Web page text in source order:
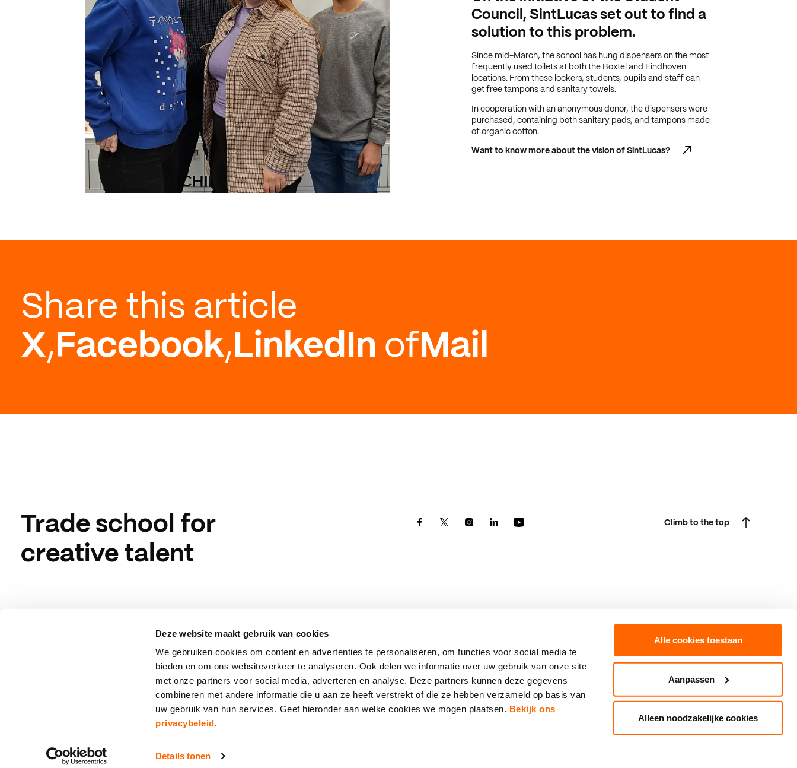
Deze website maakt gebruik van cookies
We gebruiken cookies om content en advertenties te personaliseren, om functies voor social media te
bieden en om ons websiteverkeer te analyseren. Ook delen we informatie over uw gebruik van onze site
met onze partners voor social media, adverteren en analyse. Deze partners kunnen deze gegevens
combineren met andere informatie die u aan ze heeft verstrekt of die ze hebben verzameld op basis van
uw gebruik van hun services. Geef hieronder aan welke cookies we mogen plaatsen. Bekijk ons
privacybeleid.
Details tonen
Alle cookies toestaan
Aanpassen
Alleen noodzakelijke cookies
Council, SintLucas set out to find a
solution to this problem.
Since mid-March, the school has hung dispensers on the most
frequently used toilets at both the Boxtel and Eindhoven
locations. From these lockers, students, pupils and staff can
get free tampons and sanitary towels.
In cooperation with an anonymous donor, the dispensers were
purchased, containing both sanitary pads, and tampons made
of organic cotton.
Want to know more about the vision of SintLucas?
Share this article
X,Facebook, LinkedIn of Mail
Trade school for
creative talent
Climb to the top
Eindhoven
Torenallee 75
5617 BB Eindhoven
Route
T. 040-2591391
Boxtel
Burgakker 17
5281 CH Boxtel
SintLucas
Vmbo
© 2026 All rights reserved